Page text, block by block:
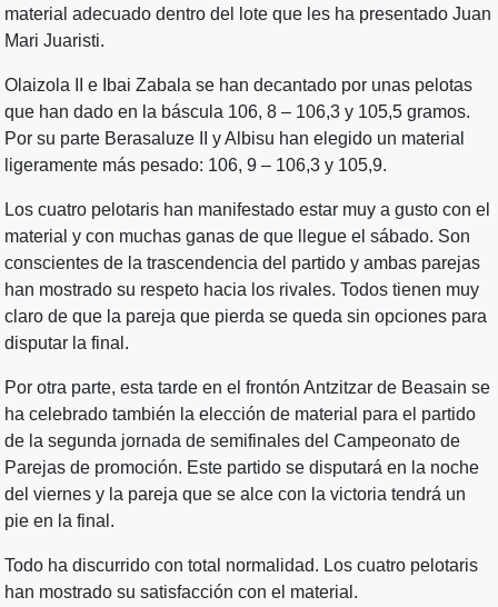
material adecuado dentro del lote que les ha presentado Juan
Mari Juaristi.
Olaizola II e Ibai Zabala se han decantado por unas pelotas
que han dado en la báscula 106, 8 – 106,3 y 105,5 gramos.
Por su parte Berasaluze II y Albisu han elegido un material
ligeramente más pesado: 106, 9 – 106,3 y 105,9.
Los cuatro pelotaris han manifestado estar muy a gusto con el
material y con muchas ganas de que llegue el sábado. Son
conscientes de la trascendencia del partido y ambas parejas
han mostrado su respeto hacia los rivales. Todos tienen muy
claro de que la pareja que pierda se queda sin opciones para
disputar la final.
Por otra parte, esta tarde en el frontón Antzitzar de Beasain se
ha celebrado también la elección de material para el partido
de la segunda jornada de semifinales del Campeonato de
Parejas de promoción. Este partido se disputará en la noche
del viernes y la pareja que se alce con la victoria tendrá un
pie en la final.
Todo ha discurrido con total normalidad. Los cuatro pelotaris
han mostrado su satisfacción con el material.